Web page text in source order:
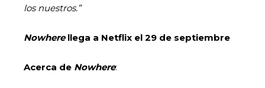
los nuestros.”
Nowherellega a Netflix el 29 de septiembre
Acerca de Nowhere: